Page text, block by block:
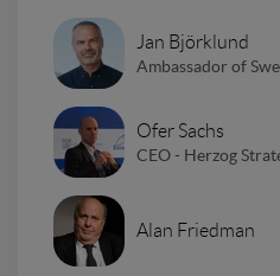
Jan Björklund
Ambassador of
Ofer Sachs
CEO - Herzog
Alan Friedman